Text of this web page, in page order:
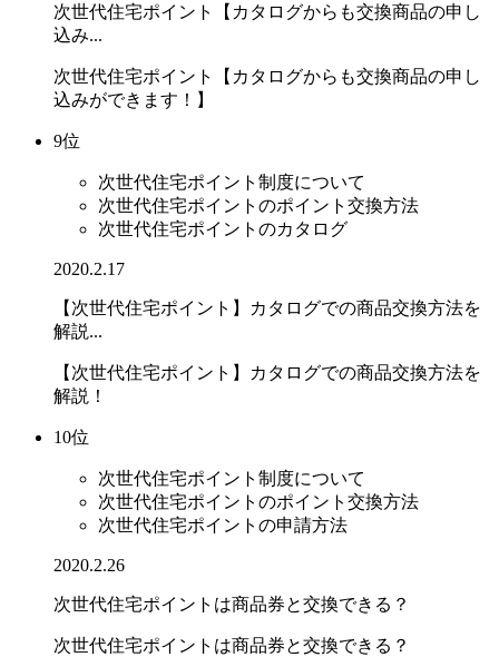
次世代住宅ポイント【カタログからも交換商品の申し
込み...
次世代住宅ポイント【カタログからも交換商品の申し
込みができます！】
9位
次世代住宅ポイント制度について
次世代住宅ポイントのポイント交換方法
次世代住宅ポイントのカタログ
2020.2.17
【次世代住宅ポイント】カタログでの商品交換方法を
解説...
【次世代住宅ポイント】カタログでの商品交換方法を
解説！
10位
次世代住宅ポイント制度について
次世代住宅ポイントのポイント交換方法
次世代住宅ポイントの申請方法
2020.2.26
次世代住宅ポイントは商品券と交換できる？
次世代住宅ポイントは商品券と交換できる？